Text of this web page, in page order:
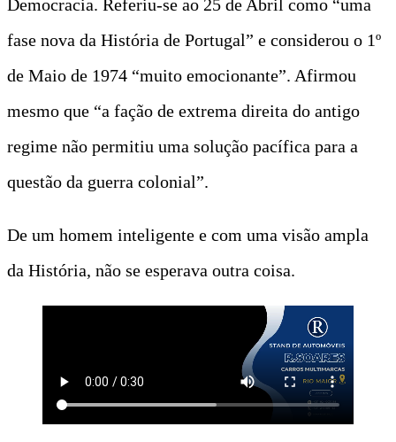
Democracia. Referiu-se ao 25 de Abril como “uma
fase nova da História de Portugal” e considerou o 1º
de Maio de 1974 “muito emocionante”. Afirmou
mesmo que “a fação de extrema direita do antigo
regime não permitiu uma solução pacífica para a
questão da guerra colonial”.
De um homem inteligente e com uma visão ampla
da História, não se esperava outra coisa.